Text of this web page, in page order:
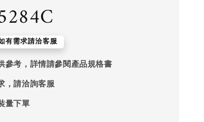
有需求請洽客服
參考，詳情請參閱產品規格書
，請洽詢客服
量下單